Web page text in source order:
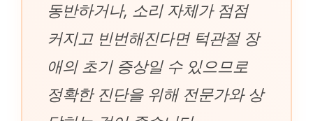
동반하거나, 소리 자체가 점점
커지고 빈번해진다면 턱관절 장
애의 초기 증상일 수 있으므로
정확한 진단을 위해 전문가와 상